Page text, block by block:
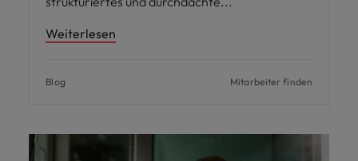
Weiterlesen
Blog Mitarbeiter finden